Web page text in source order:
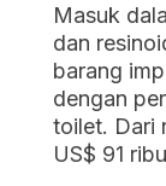
Masuk
dan
barang
dengan
toilet. Dari
US$ 91